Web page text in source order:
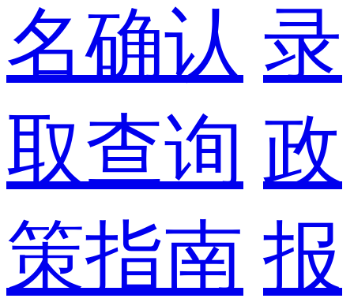
名确认 录
取查询 政
策指南 报